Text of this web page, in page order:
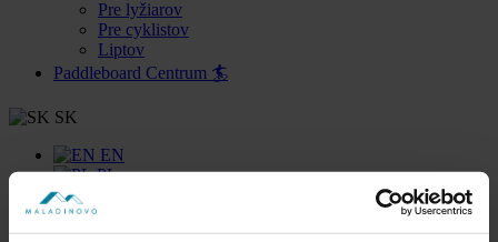
Pre lyžiarov
Pre cyklistov
Liptov
Paddleboard Centrum 🏄
SK
EN
PL
Recepcia